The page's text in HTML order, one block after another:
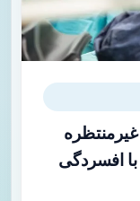
با افسردگی